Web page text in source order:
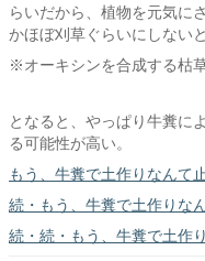
らいだから、植物を元気に
かほぼ刈草ぐらいにしない
※オーキシンを合成する枯
となると、やっぱり牛糞に
る可能性が高い。
もう、牛糞で土作りなんて
続・もう、牛糞で土作りな
続・続・もう、牛糞で土作